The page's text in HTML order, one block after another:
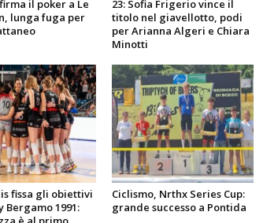
il poker a Le
lunga fuga per
23: Sofia Frigerio vince il
titolo nel giavellotto, podi
per Arianna Algeri e Chiara
Minotti
fissa gli obiettivi
Bergamo 1991:
Ciclismo, Nrthx Series Cup:
grande successo a Pontida